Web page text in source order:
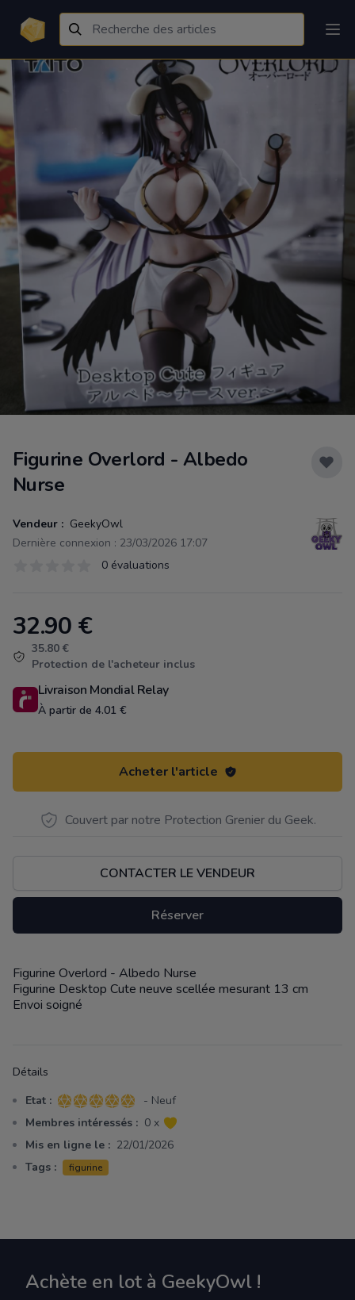
Figurine Overlord - Albedo
Nurse
Vendeur : GeekyOwl
Dernière connexion : 23/03/2026 17:07
0 évaluations
Product information
32.90 €
35.80 €
Protection de l'acheteur inclus
Livraison Mondial Relay
À partir de 4.01 €
Acheter l'article
Couvert par notre Protection Grenier du Geek.
CONTACTER LE VENDEUR
Réserver
Description
Figurine Overlord - Albedo Nurse
Figurine Desktop Cute neuve scellée mesurant 13 cm
Envoi soigné
Détails
Etat : 5 sur 5 étoiles
- Neuf
Membres intéressés : 0 x
Mis en ligne le : 22/01/2026
Tags :
figurine
Achète en lot à GeekyOwl !